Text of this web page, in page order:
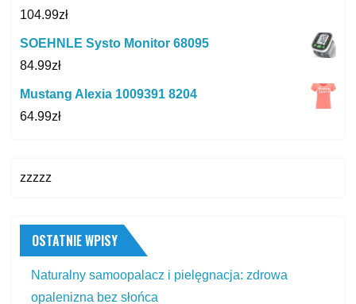
104.99zł
SOEHNLE Systo Monitor 68095
84.99zł
Mustang Alexia 1009391 8204
64.99zł
zzzzz
OSTATNIE WPISY
Naturalny samoopalacz i pielęgnacja: zdrowa
opalenizna bez słońca